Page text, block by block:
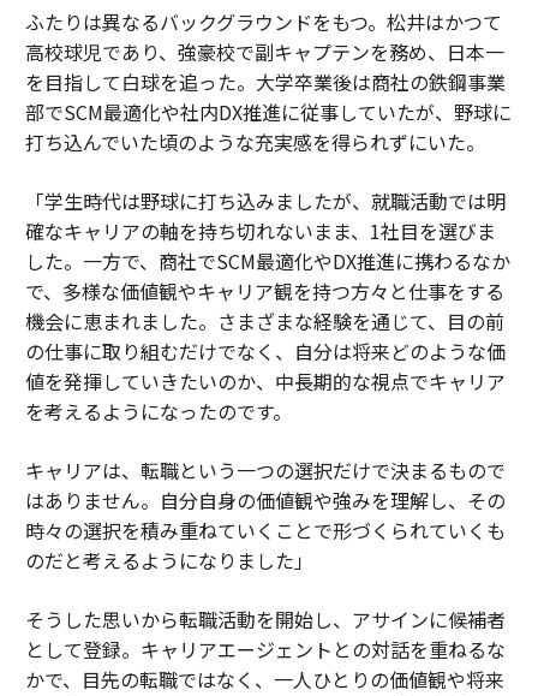
ふたりは異なるバックグラウンドをもつ。松井はかつて
高校球児であり、強豪校で副キャプテンを務め、日本一
を目指して白球を追った。大学卒業後は商社の鉄鋼事業
部でSCM最適化や社内DX推進に従事していたが、野球に
打ち込んでいた頃のような充実感を得られずにいた。
「学生時代は野球に打ち込みましたが、就職活動では明
確なキャリアの軸を持ち切れないまま、1社目を選びま
した。一方で、商社でSCM最適化やDX推進に携わるなか
で、多様な価値観やキャリア観を持つ方々と仕事をする
機会に恵まれました。さまざまな経験を通じて、目の前
の仕事に取り組むだけでなく、自分は将来どのような価
値を発揮していきたいのか、中長期的な視点でキャリア
を考えるようになったのです。
キャリアは、転職という一つの選択だけで決まるもので
はありません。自分自身の価値観や強みを理解し、その
時々の選択を積み重ねていくことで形づくられていくも
のだと考えるようになりました」
そうした思いから転職活動を開始し、アサインに候補者
として登録。キャリアエージェントとの対話を重ねるな
かで、目先の転職ではなく、一人ひとりの価値観や将来